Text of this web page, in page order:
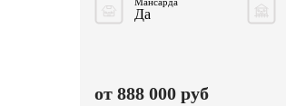
Да
от 888 000 руб